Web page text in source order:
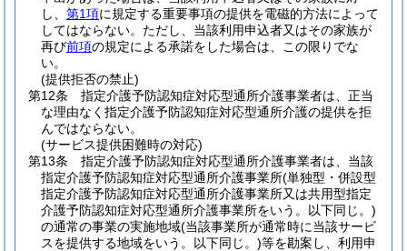
し、 第1項に規定する重要事項の提供を電磁的方法によって
してはならない。 ただし、当該利用申込者又はその家族が
再び前項の規定による承諾をした場合は、この限りでな
い。
(提供拒否の禁止)
第12条
指定介護予防認知症対応型通所介護事業者は、正当
な理由なく指定介護予防認知症対応型通所介護の提供を拒
んではならない。
(サービス提供困難時の対応)
第13条
指定介護予防認知症対応型通所介護事業者は、当該
指定介護予防認知症対応型通所介護事業所(単独型・併設型
指定介護予防認知症対応型通所介護事業所又は共用型指定
介護予防認知症対応型通所介護事業所をいう。以下同じ。)
の通常の事業の実施地域(当該事業所が通常時に当該サービ
スを提供する地域をいう。以下同じ。)等を勘案し、利用申